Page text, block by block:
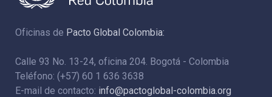
Oficinas de Pacto Global Colombia:
Calle 93 No. 13-24, oficina 204. Bogotá - Colombia
Teléfono: (+57) 60 1 636 3638
E-mail de contacto: info@pactoglobal-colombia.org